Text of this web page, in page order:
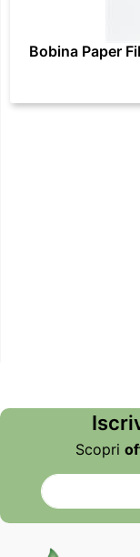
Bobina Paper
Scopri